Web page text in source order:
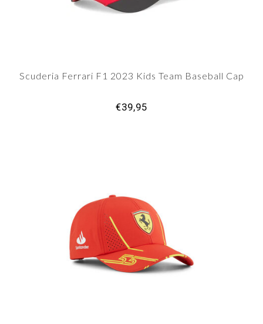
Scuderia Ferrari F1 2023 Kids Team Baseball Cap
€39,95